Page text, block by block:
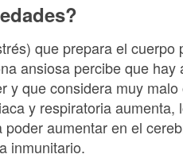
que prepara el cuerpo
ansiosa percibe que hay
y que considera muy
y respiratoria aumenta,
aumentar en el
inmunitario.